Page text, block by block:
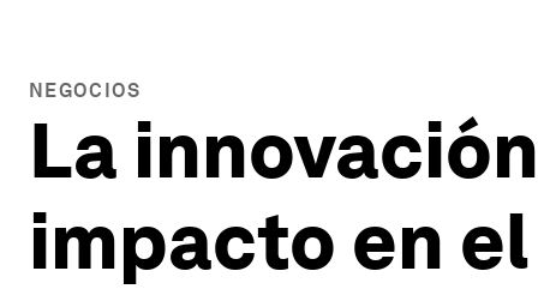
NEGOCIOS
La
impacto en